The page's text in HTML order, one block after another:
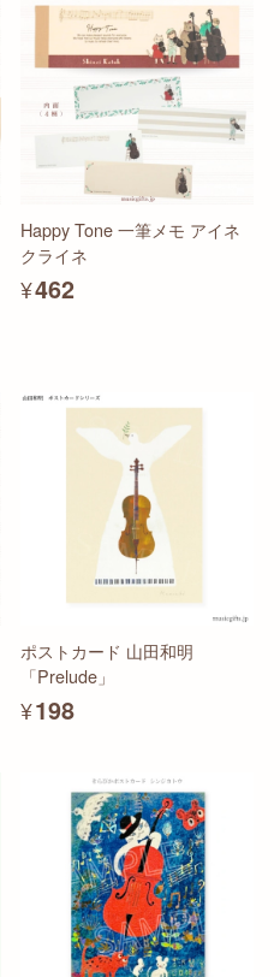
Happy Tone 一筆メモ アイネ
クライネ
¥462
ポストカード 山田和明
「Prelude」
¥198